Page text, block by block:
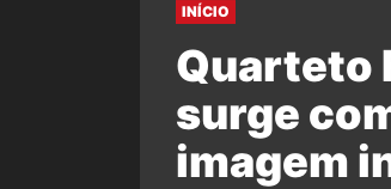
INÍCIO
Quarteto
surge
imagem